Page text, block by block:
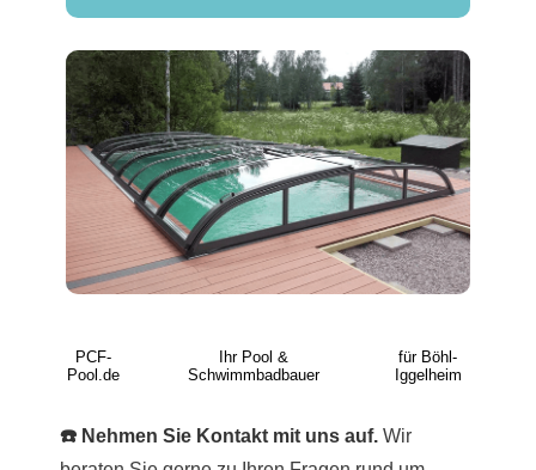
PCF-
Pool.de
Ihr Pool &
Schwimmbadbauer
für Böhl-
Iggelheim
☎️ Nehmen Sie Kontakt mit uns auf. Wir